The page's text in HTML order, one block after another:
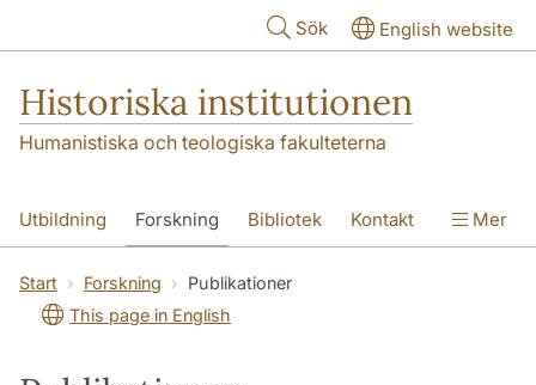
Sök English website
Historiska institutionen
Humanistiska och teologiska fakulteterna
Utbildning Forskning Bibliotek Kontakt
Om institutionen
Mer
Start Forskning
Publikationer
This page in English